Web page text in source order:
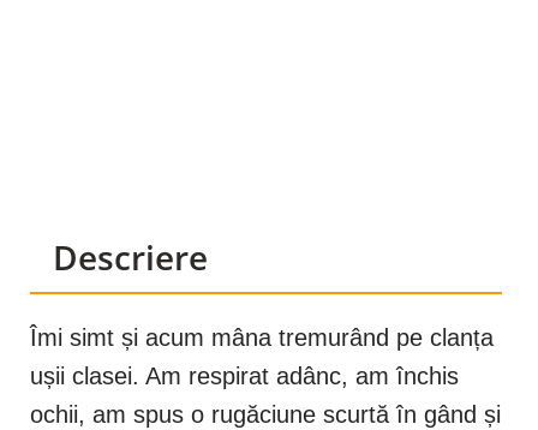
Descriere
Îmi simt și acum mâna tremurând pe clanța
ușii clasei. Am respirat adânc, am închis
ochii, am spus o rugăciune scurtă în gând și